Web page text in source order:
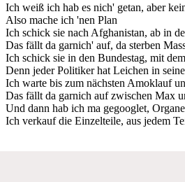
Ich weiß ich hab es nich' getan, aber
Also mache ich 'nen Plan
Ich schick sie nach Afghanistan, ab in
Das fällt da garnich' auf, da sterben
Ich schick sie in den Bundestag, mit
Denn jeder Politiker hat Leichen in
Ich warte bis zum nächsten Amoklauf
Das fällt da garnich auf zwischen Max
Und dann hab ich ma gegooglet,
Ich verkauf die Einzelteile, aus jedem